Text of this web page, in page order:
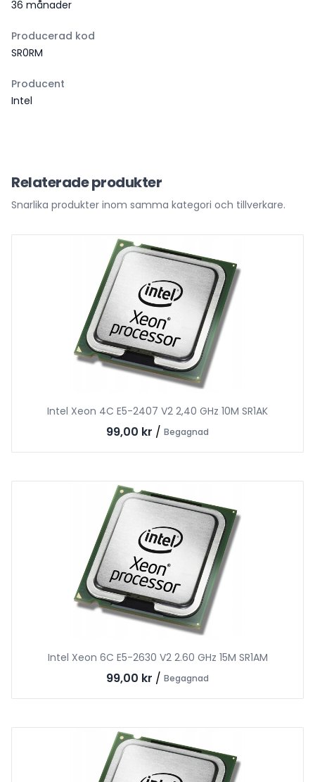
36 månader
Producerad kod
SR0RM
Producent
Intel
Relaterade produkter
Snarlika produkter inom samma kategori och tillverkare.
Intel Xeon 4C E5-2407 V2 2,40 GHz 10M SR1AK
99,00 kr / Begagnad
Intel Xeon 6C E5-2630 V2 2.60 GHz 15M SR1AM
99,00 kr / Begagnad